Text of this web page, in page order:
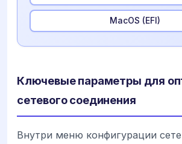
MacOS (EFI)
Ключевые параметры для
сетевого соединения
Внутри меню конфигурации